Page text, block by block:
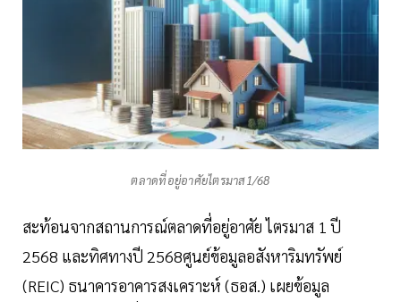
ตลาดที่อยู่อาศัยไตรมาส1/68
สะท้อนจากสถานการณ์ตลาดที่อยู่อาศัย ไตรมาส 1 ปี
2568 และทิศทางปี 2568ศูนย์ข้อมูลอสังหาริมทรัพย์
(REIC) ธนาคารอาคารสงเคราะห์ (ธอส.) เผยข้อมูล